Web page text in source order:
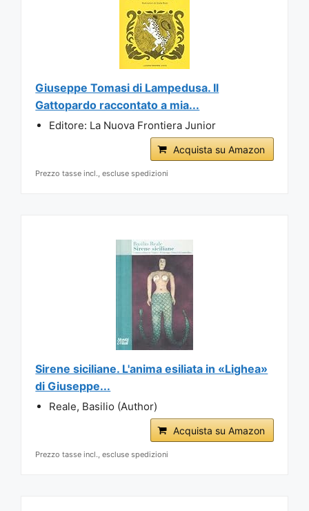
Giuseppe Tomasi di Lampedusa. Il
Gattopardo raccontato a mia...
Editore: La Nuova Frontiera Junior
Acquista su Amazon
Prezzo tasse incl., escluse spedizioni
Sirene siciliane. L'anima esiliata in «Lighea»
di Giuseppe...
Reale, Basilio (Author)
Acquista su Amazon
Prezzo tasse incl., escluse spedizioni